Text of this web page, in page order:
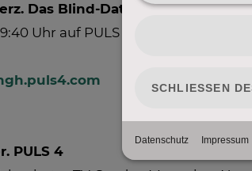
Das Blind-Date Dinner“
Uhr auf PULS 4
PULS 4